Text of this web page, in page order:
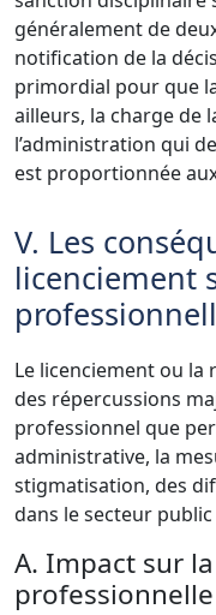
généralement de
notification de la
primordial pour que
ailleurs, la charge de
l’administration qui
est proportionnée
V. Les
licenciement
Le licenciement ou la
des répercussions
professionnel que
administrative, la
stigmatisation, des
dans le secteur
A. Impact sur
professionnelle